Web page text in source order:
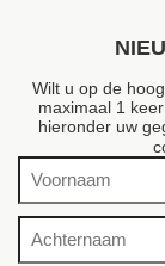
Wilt u op de
maximaal 1
hieronder uw